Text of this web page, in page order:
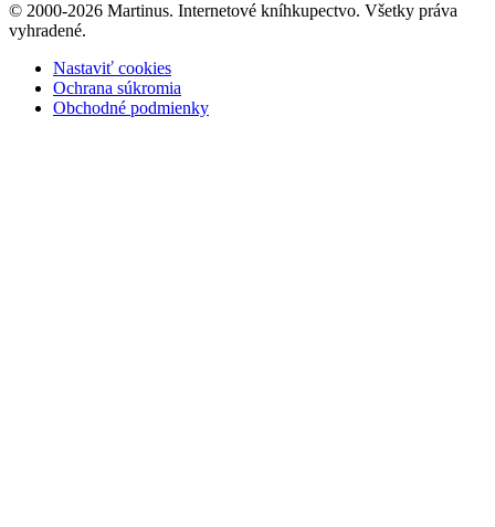
© 2000-2026 Martinus. Internetové kníhkupectvo. Všetky práva
vyhradené.
Nastaviť cookies
Ochrana súkromia
Obchodné podmienky